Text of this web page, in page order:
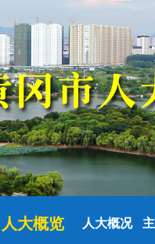
人大概览 人大概况